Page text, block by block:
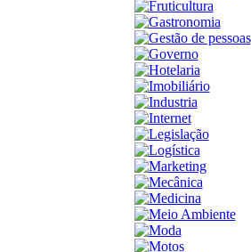
Fruticultura
Gastronomia
Gestão de pessoas
Governo
Hotelaria
Imobiliário
Industria
Internet
Legislação
Logística
Marketing
Mecânica
Medicina
Meio Ambiente
Moda
Motos